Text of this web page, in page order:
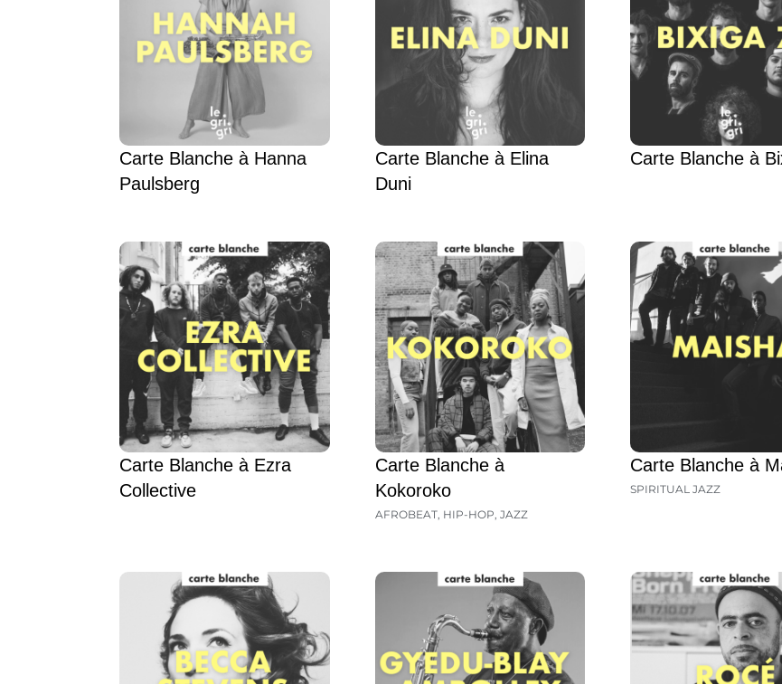
Carte Blanche à Hanna
Paulsberg
Carte Blanche à Elina
Duni
Carte Blanche à
Carte Blanche à Ezra
Collective
Carte Blanche à
Kokoroko
AFROBEAT, HIP-HOP JAZZ
Carte Blanche à
SPIRITUAL JAZZ